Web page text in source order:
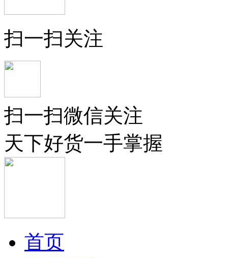
扫一扫关注
扫一扫微信关注
天下好货一手掌握
首页